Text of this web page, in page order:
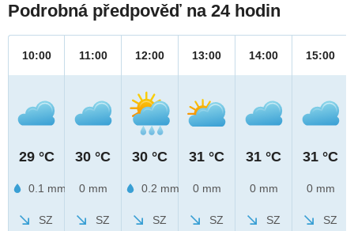
Podrobná předpověď na 24 hodin
10:00
29 °C
0.1 mm
SZ
11:00
30 °C
0 mm
SZ
12:00
30 °C
0.2 mm
SZ
13:00
31 °C
0 mm
SZ
14:00
31 °C
0 mm
SZ
15:00
31 °C
0 mm
SZ